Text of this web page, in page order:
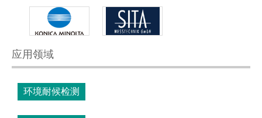
应用领域
环境耐候检测